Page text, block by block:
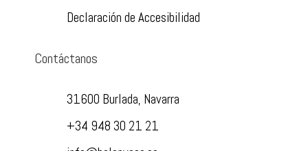
Declaración de Accesibilidad
Contáctanos
31600 Burlada, Navarra
+34 948 30 21 21